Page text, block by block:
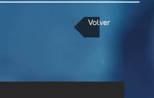
Volver